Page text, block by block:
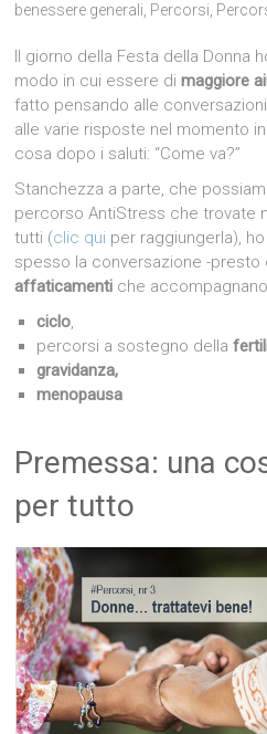
benessere generali, Percorsi,
Il giorno della Festa della Donna
modo in cui essere dimaggiore
fatto pensando alle
alle varie risposte nel momento
cosa dopo i saluti: “Come va?”
Stanchezza a parte, che
percorso AntiStress che trovate
tutti (clic qui per raggiungerla),
spesso la conversazione -
affaticamenti che
ciclo,
percorsi a sostegno della
gravidanza,
menopausa
Premessa: una
per tutto